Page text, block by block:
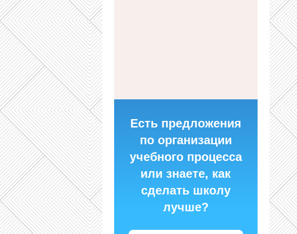
Есть предложения
по организации
учебного процесса
или знаете, как
сделать школу
лучше?